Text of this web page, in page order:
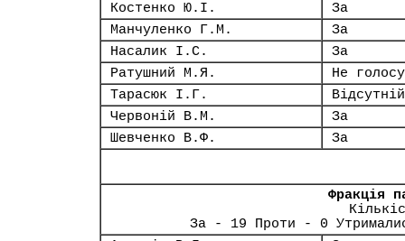
Костенко Ю.І.
За
Манчуленко Г.М.
За
Насалик І.С.
За
Ратушний М.Я.
Не
Тарасюк І.Г.
Відсутній
Червоній В.М.
За
Шевченко В.Ф.
За
Фракція
За - 19 Проти - 0